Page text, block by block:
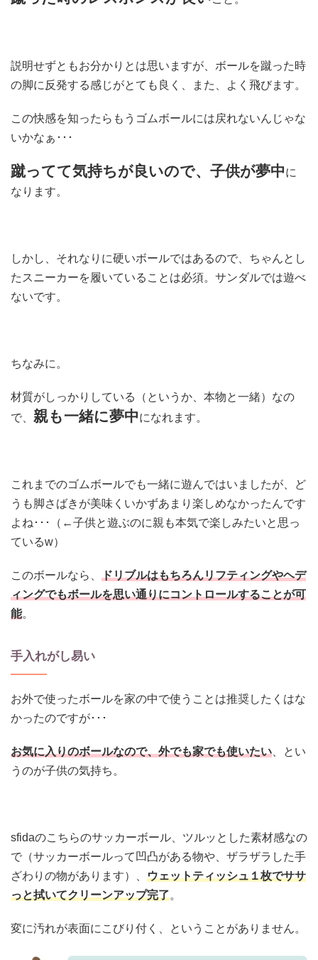
説明せずともお分かりとは思いますが、ボールを蹴った時
の脚に反発する感じがとても良く、また、よく飛びます。
この快感を知ったらもうゴムボールには戻れないんじゃな
いかなぁ･･･
蹴ってて気持ちが良いので、子供が夢中に
なります。
しかし、それなりに硬いボールではあるので、ちゃんとし
たスニーカーを履いていることは必須。サンダルでは遊べ
ないです。
ちなみに。
材質がしっかりしている（というか、本物と一緒）なの
で、 親も一緒に夢中になれます。
これまでのゴムボールでも一緒に遊んではいましたが、ど
うも脚さばきが美味くいかずあまり楽しめなかったんです
よね･･･（←子供と遊ぶのに親も本気で楽しみたいと思っ
ているw）
このボールなら、 ドリブルはもちろんリフティングやヘデ
ィングでもボールを思い通りにコントロールすることが可
能。
手入れがし易い
お外で使ったボールを家の中で使うことは推奨したくはな
かったのですが･･･
お気に入りのボールなので、外でも家でも使いたい 、とい
うのが子供の気持ち。
sfidaのこちらのサッカーボール、ツルッとした素材感なの
で（サッカーボールって凹凸がある物や、ザラザラした手
ざわりの物があります）、 ウェットティッシュ１枚でササ
っと拭いてクリーンアップ完了。
変に汚れが表面にこびり付く、ということがありません。